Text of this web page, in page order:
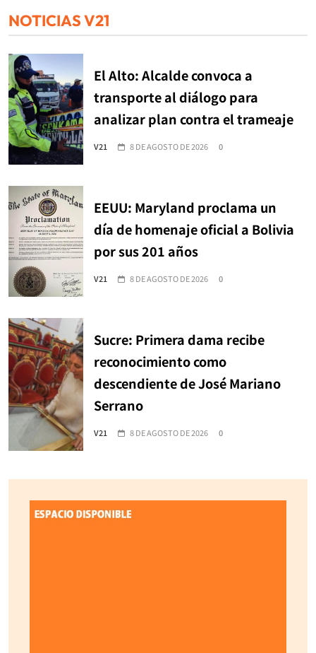
NOTICIAS V21
El Alto: Alcalde convoca a
transporte al diálogo para
analizar plan contra el trameaje
V21 8 DE AGOSTO DE 2026 0
EEUU: Maryland proclama un
día de homenaje oficial a Bolivia
por sus 201 años
V21 8 DE AGOSTO DE 2026 0
Sucre: Primera dama recibe
reconocimiento como
descendiente de José Mariano
Serrano
V21 8 DE AGOSTO DE 2026 0